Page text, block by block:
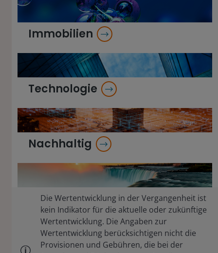
Immobilien
Technologie
Nachhaltig
Die Wertentwicklung in der Vergangenheit ist
kein Indikator für die aktuelle oder zukünftige
Wertentwicklung. Die Angaben zur
Wertentwicklung berücksichtigen nicht die
Provisionen und Gebühren, die bei der